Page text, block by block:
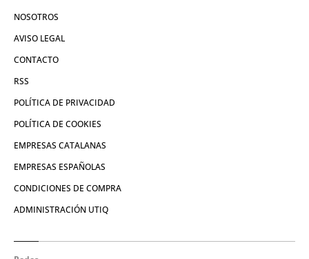
NOSOTROS
AVISO LEGAL
CONTACTO
RSS
POLÍTICA DE PRIVACIDAD
POLÍTICA DE COOKIES
EMPRESAS CATALANAS
EMPRESAS ESPAÑOLAS
CONDICIONES DE COMPRA
ADMINISTRACIÓN UTIQ